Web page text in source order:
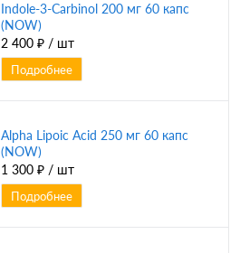
Indole-3-Carbinol 200 мг 60 капс
(NOW)
2 400 ₽ / шт
Подробнее
Alpha Lipoic Acid 250 мг 60 капс
(NOW)
1 300 ₽ / шт
Подробнее